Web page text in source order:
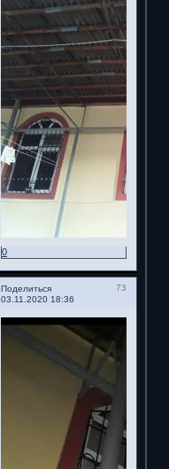
0
Поделиться
73
03.11.2020 18:36